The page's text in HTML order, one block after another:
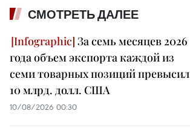
СМОТРЕТЬ ДАЛЕЕ
За семь месяцев 2026
года объем экспорта каждой из
семи товарных позиций превысил
10 млрд. долл. США
10/08/2026 00:30